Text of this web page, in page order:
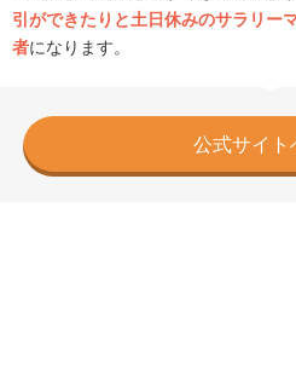
引ができたりと土日休みのサラリー
者になります。
公式サイト